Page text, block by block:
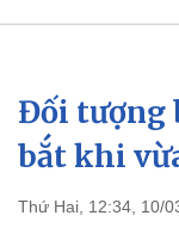
Chính trị
Đảng
Tổ chức nhân sự
Nhận diện sự thật
Đối tượng
bắt khi
Thứ Hai, 12:34, 10/